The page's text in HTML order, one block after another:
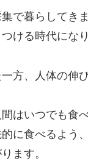
で暮らしてき
ける時代になり
方、人体の伸
はいつでも食
に食べるよう
ます。